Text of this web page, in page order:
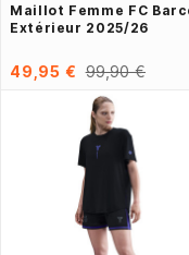
Maillot Femme FC
Extérieur 2025/26
49,95 € 99,90 €